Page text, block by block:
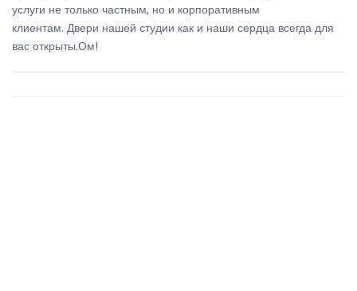
услуги не только частным, но и корпоративным
клиентам. Двери нашей студии как и наши сердца всегда для
вас открыты.Ом!